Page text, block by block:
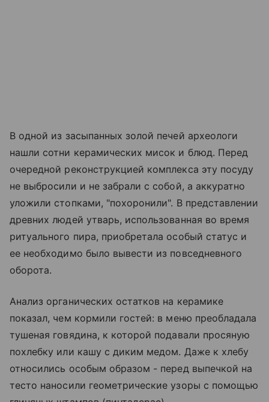
В одной из засыпанных золой печей археологи
нашли сотни керамических мисок и блюд. Перед
очередной реконструкцией комплекса эту посуду
не выбросили и не забрали с собой, а аккуратно
уложили стопками, "похоронили". В представлении
древних людей утварь, использованная во время
ритуального пира, приобретала особый статус и
ее необходимо было вывести из повседневного
оборота.
Анализ органических остатков на керамике
показал, чем кормили гостей: в меню преобладала
тушеная говядина, к которой подавали просяную
похлебку или кашу с диким медом. Даже к хлебу
относились особым образом - перед выпечкой на
тесто наносили геометрические узоры с помощью